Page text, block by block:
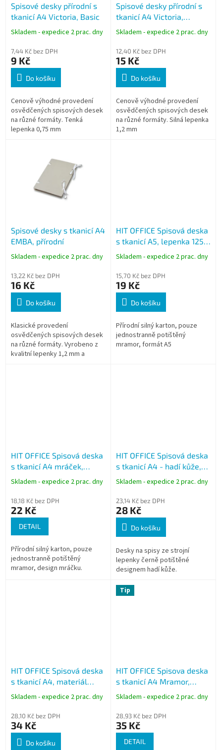
Spisové desky přírodní s
tkanicí A4 Victoria, Basic
Skladem - expedice 2 prac. dny
7,44 Kč bez DPH
9 Kč
Do košíku
Cenově výhodné provedení
osvědčených spisových desek
na různé formáty. Tenká
lepenka 0,75 mm
Spisové desky přírodní s
tkanicí A4 Victoria,
Premium
Skladem - expedice 2 prac. dny
12,40 Kč bez DPH
15 Kč
Do košíku
Cenově výhodné provedení
osvědčených spisových desek
na různé formáty. Silná lepenka
1,2 mm
Spisové desky s tkanicí A4
EMBA, přírodní
Skladem - expedice 2 prac. dny
13,22 Kč bez DPH
16 Kč
Do košíku
Klasické provedení
osvědčených spisových desek
na různé formáty. Vyrobeno z
kvalitní lepenky 1,2 mm a
HIT OFFICE Spisová deska
s tkanicí A5, lepenka 1250
g
Skladem - expedice 2 prac. dny
15,70 Kč bez DPH
19 Kč
Do košíku
Přírodní silný karton, pouze
jednostranně potištěný
mramor, formát A5
HIT OFFICE Spisová deska
s tkanicí A4 mráček,
lepenka 1250 g
Skladem - expedice 2 prac. dny
18,18 Kč bez DPH
22 Kč
DETAIL
Přírodní silný karton, pouze
jednostranně potištěný
mramor, design mráčku.
HIT OFFICE Spisová deska
s tkanicí A4 - hadí kůže,
lepenka 1050 g
Skladem - expedice 2 prac. dny
23,14 Kč bez DPH
28 Kč
Do košíku
Desky na spisy ze strojní
lepenky černě potištěné
designem hadí kůže.
HIT OFFICE Spisová deska
s tkanicí A4, materiál
Kraft, 900g
Skladem - expedice 2 prac. dny
28,10 Kč bez DPH
34 Kč
Do košíku
Tip
HIT OFFICE Spisova deska
s tkanicí A4 Mramor,
knihařský potah 1320g
Skladem - expedice 2 prac. dny
28,93 Kč bez DPH
35 Kč
DETAIL